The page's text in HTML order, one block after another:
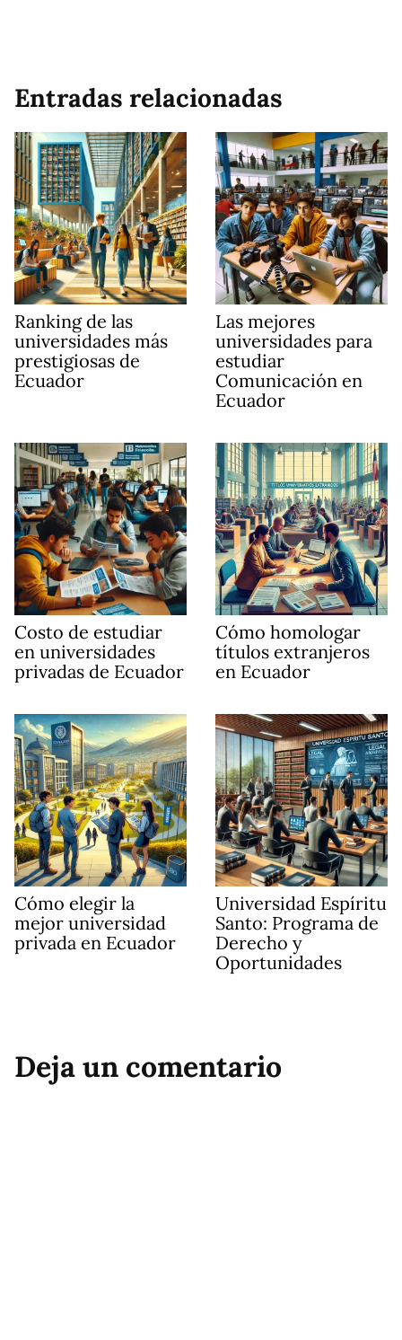
Entradas relacionadas
Ranking de las
universidades más
prestigiosas de
Ecuador
Las mejores
universidades para
estudiar
Comunicación en
Ecuador
Costo de estudiar
en universidades
privadas de Ecuador
Cómo homologar
títulos extranjeros
en Ecuador
Cómo elegir la
mejor universidad
privada en Ecuador
Universidad Espíritu
Santo: Programa de
Derecho y
Oportunidades
Deja un comentario